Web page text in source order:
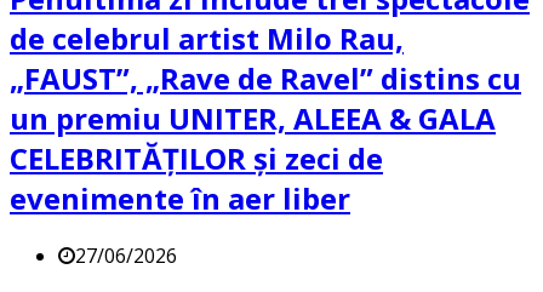
de celebrul artist Milo Rau,
„FAUST”, „Rave de Ravel” distins cu
un premiu UNITER, ALEEA & GALA
CELEBRITĂȚILOR și zeci de
evenimente în aer liber
27/06/2026